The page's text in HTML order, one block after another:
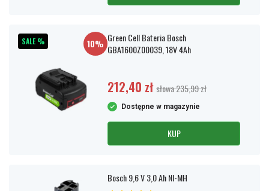
SALE % 10% Green Cell Bateria Bosch
GBA1600Z00039, 18V 4Ah
212,40 zł słowa 235,99 zł
Dostępne w magazynie
KUP
Bosch 9,6 V 3,0 Ah NI-MH